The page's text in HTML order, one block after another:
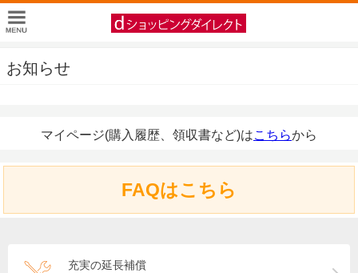
お知らせ
マイページ(購入履歴、領収書など)はこちらから
FAQはこちら
充実の延長補償